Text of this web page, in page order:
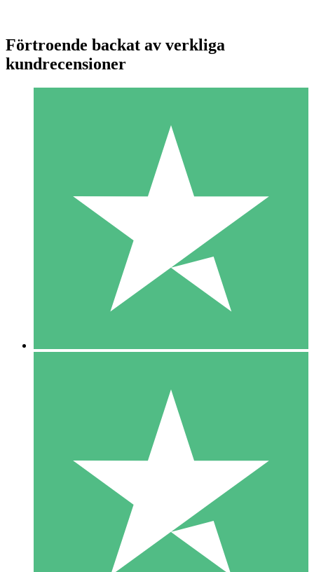
Individuella Kreditpaket
Betala per användning med nedladdningskrediter. Inget
1 Nedladdningar
10 00
10 Nedladdningar
20 00
Förtroende backat av verkliga
kundrecensioner